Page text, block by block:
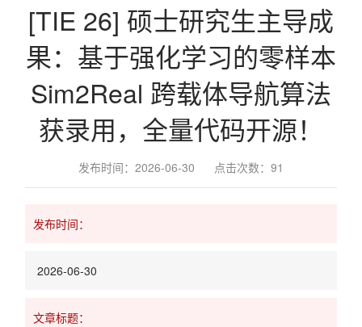
[TIE 26] 硕士研究生主导成
果：基于强化学习的零样本
Sim2Real 跨载体导航算法
获录用，全量代码开源！
发布时间：2026-06-30 点击次数： 91
发布时间：
2026-06-30
文章标题：